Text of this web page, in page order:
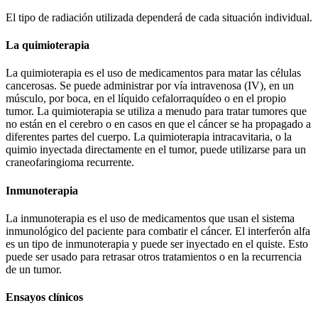
El tipo de radiación utilizada dependerá de cada situación individual.
La quimioterapia
La quimioterapia es el uso de medicamentos para matar las células
cancerosas. Se puede administrar por vía intravenosa (IV), en un
músculo, por boca, en el líquido cefalorraquídeo o en el propio
tumor. La quimioterapia se utiliza a menudo para tratar tumores que
no están en el cerebro o en casos en que el cáncer se ha propagado a
diferentes partes del cuerpo. La quimioterapia intracavitaria, o la
quimio inyectada directamente en el tumor, puede utilizarse para un
craneofaringioma recurrente.
Inmunoterapia
La inmunoterapia es el uso de medicamentos que usan el sistema
inmunológico del paciente para combatir el cáncer. El interferón alfa
es un tipo de inmunoterapia y puede ser inyectado en el quiste. Esto
puede ser usado para retrasar otros tratamientos o en la recurrencia
de un tumor.
Ensayos clínicos